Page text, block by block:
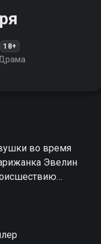
18+
во время
Эвелин
причастны